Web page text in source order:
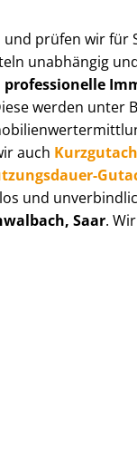
prüfen wir für
unabhängig
professionelle
werden unter
auch
und
Saar.